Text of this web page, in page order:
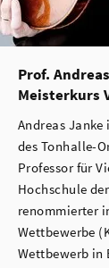
Prof.
Meisterkurs
Andreas
des Tonhalle-
Professor für
Hochschule
renommierter
Wettbewerbe
Wettbewerb in